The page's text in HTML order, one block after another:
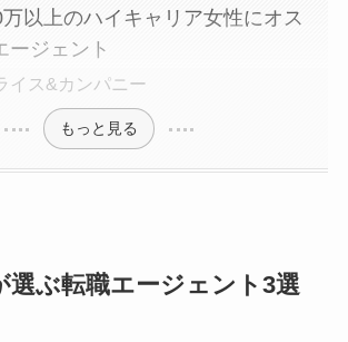
以上のハイキャリア女性にオス
ージェント
イス&カンパニー
もっと見る
選ぶ転職エージェント3選